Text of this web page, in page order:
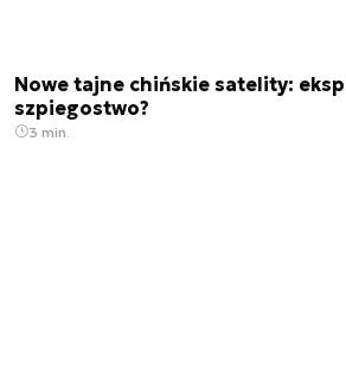
Nowe tajne chińskie satelity:
szpiegostwo?
3 min.